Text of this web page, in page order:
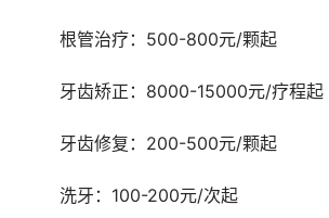
	根管治疗：500-800元/颗起
	牙齿矫正：8000-15000元/疗程起
	牙齿修复：200-500元/颗起
	洗牙：100-200元/次起